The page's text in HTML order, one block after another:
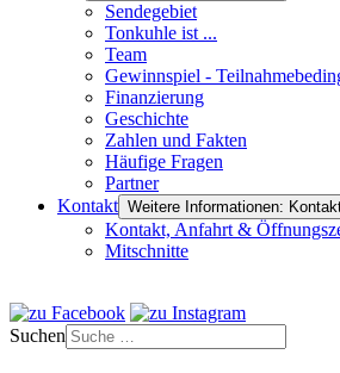
Sendegebiet
Tonkuhle ist ...
Team
Gewinnspiel -
Finanzierung
Geschichte
Zahlen und Fakten
Häufige Fragen
Partner
Kontakt Weitere Informationen:
Kontakt, Anfahrt &
Mitschnitte
Suchen